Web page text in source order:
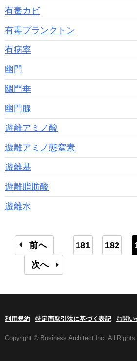
有毒カビ
有毒プランクトン
有病率
幽門
幽門垂
幽門腺
遊離アミノ酸
遊離アミノ態窒素
遊離基
遊離脂肪酸
遊離水
前へ 181 182
次へ
利用規約 特定商取引法に基づく表記 お問い
Copyright © Business Architect Inc. All Rights